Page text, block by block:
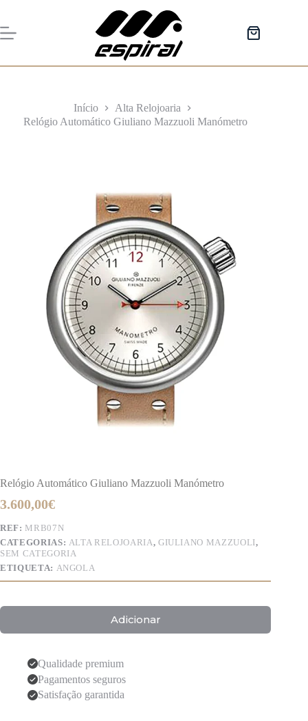
o
conteúdo
Carrinho
Início
Alta Relojoaria
Relógio Automático Giuliano Mazzuoli Manómetro
Relógio Automático Giuliano Mazzuoli Manómetro
3.600,00€
REF: MRB07N
CATEGORIAS: ALTA RELOJOARIA, GIULIANO MAZZUOLI,
SEM CATEGORIA
ETIQUETA: ANGOLA
Adicionar
Qualidade premium
Pagamentos seguros
Satisfação garantida